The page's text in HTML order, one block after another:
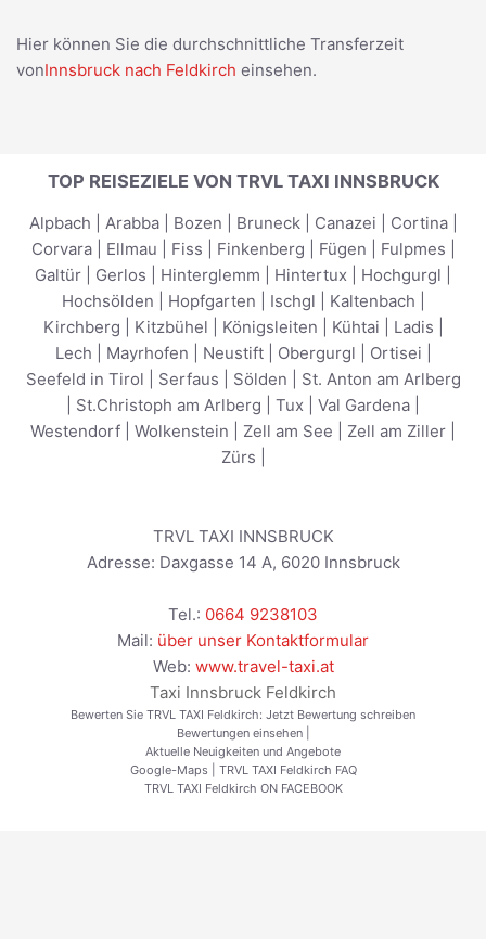
Hier können Sie die durchschnittliche Transferzeit
vonInnsbruck nach Feldkirch einsehen.
TOP REISEZIELE VON TRVL TAXI INNSBRUCK
Alpbach Arabba| Bozen Bruneck Canazei Cortina|
Corvara| Ellmau Fiss Finkenberg Fügen Fulpmes
Galtür
Gerlos Hinterglemm Hintertux Hochgurgl
Hochsölden
Hopfgarten Ischgl Kaltenbach
Kirchberg
Kitzbühel Königsleiten Kühtai Ladis
Lech
Mayrhofen Neustift| Obergurgl Ortisei
Seefeld in Tirol
Serfaus Sölden
St. Anton am Arlberg
St.Christoph am Arlberg Tux Val Gardena
Westendorf
Wolkenstein Zell am See Zell am Ziller
Zürs
TRVL TAXI INNSBRUCK
Adresse: Daxgasse 14 A, 6020 Innsbruck
Tel.: 0664 9238103
Mail: über unser Kontaktformular
Web: www.travel-taxi.at
Taxi Innsbruck Feldkirch
Bewerten Sie TRVL TAXI Feldkirch: Jetzt Bewertung schreiben
Bewertungen einsehen|
Aktuelle Neuigkeiten und Angebote
Google-Maps
TRVL TAXI Feldkirch FAQ
TRVL TAXI Feldkirch ON FACEBOOK